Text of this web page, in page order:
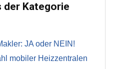
der Kategorie
JA oder NEIN!
mobiler Heizzentralen